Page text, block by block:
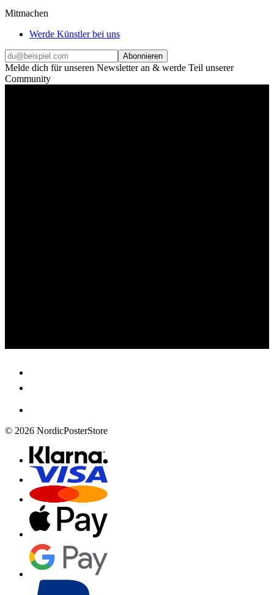
Mitmachen
Werde Künstler bei uns
Abonnieren
Melde dich für unseren Newsletter an & werde Teil unserer
Community
© 2026 NordicPosterStore